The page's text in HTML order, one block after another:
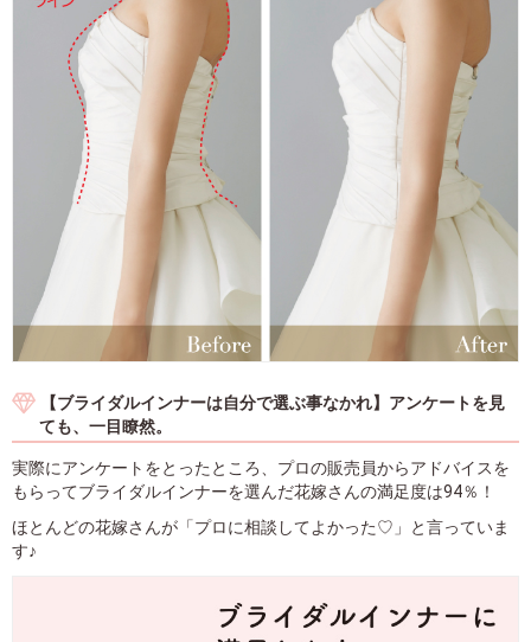
【ブライダルインナーは自分で選ぶ事なかれ】アンケートを見
ても、一目瞭然。
実際にアンケートをとったところ、プロの販売員からアドバイスを
もらってブライダルインナーを選んだ花嫁さんの満足度は94％！
ほとんどの花嫁さんが「プロに相談してよかった♡」と言っていま
す♪